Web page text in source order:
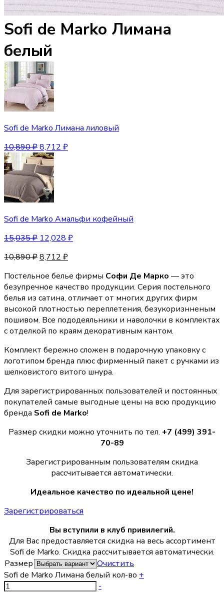
Sofi de Marko Лимана
белый
Sofi de Marko Лимана лиловый
10,890₽8,712 ₽
Sofi de Marko Амальфи кофейный
15,035₽ 12,028 ₽
10,890₽8,712 ₽
Постельное белье фирмы Софи Де Марко — это
безупречное качество продукции. Серия постельного
белья из сатина, отличает от многих других фирм
высокой плотностью переплетения, безукоризнненым
пошивом. Все пододеяльники и наволочки в комплектах
с отделкой по краям декоративным кантом.
Комплект бережно сложен в подарочную упаковку с
логотипом бренда плюс фирменный пакет с ручками из
шелковистого витого шнура.
Для зарегистрированных пользователей и постоянных
покупателей самые выгодные цены на всю продукцию
бренда Sofi de Marko!
Размер скидки можно уточнить по тел. +7 (499) 391-
70-89
Зарегистрированным пользователям скидка
рассчитывается автоматически.
Идеальное качество по идеальной цене!
Зарегистрироваться
Вы вступили в клуб привилегий.
Для Вас предоставляется скидка на весь ассортимент
Sofi de Marko. Скидка рассчитывается автоматически.
Размер
Очистить
Sofi de Marko Лимана белый кол-во +
-